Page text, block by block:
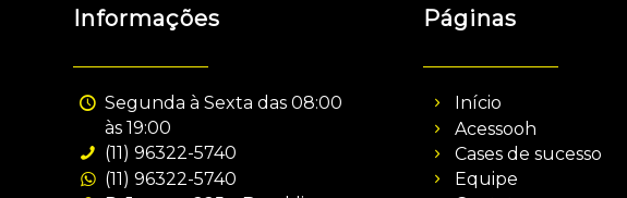
Informações
Segunda à Sexta das 08:00
às 19:00
(11) 96322-5740
(11) 96322-5740
Páginas
Início
Acessooh
Cases de sucesso
Equipe